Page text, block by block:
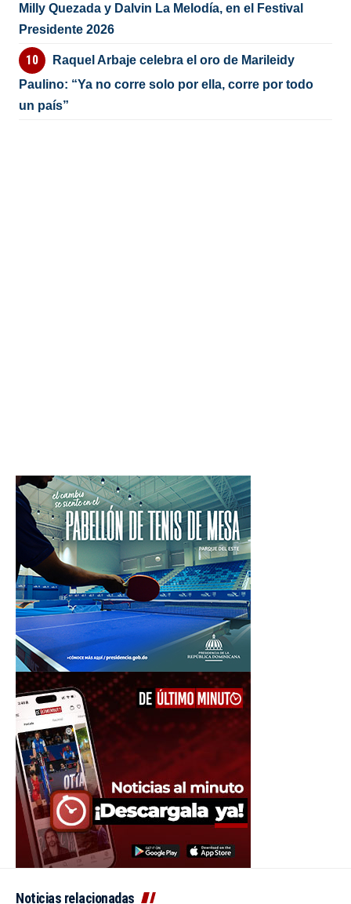
Milly Quezada y Dalvin La Melodía, en el Festival
Presidente 2026
Raquel Arbaje celebra el oro de Marileidy
Paulino: “Ya no corre solo por ella, corre por todo
un país”
Noticias relacionadas